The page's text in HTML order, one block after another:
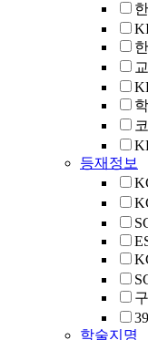
등재정보
학술지명